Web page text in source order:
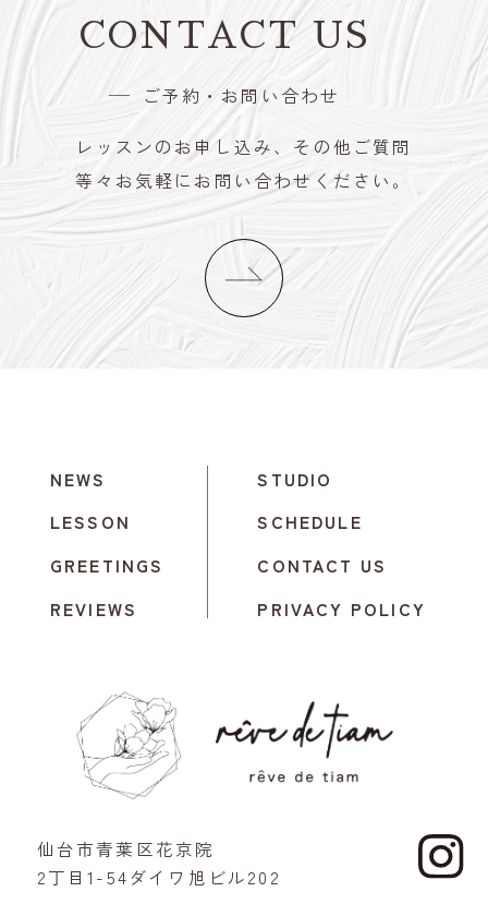
CONTACT US
ご予約・お問い合わせ
レッスンのお申し込み、その他ご質問
等々お気軽にお問い合わせください。
NEWS
LESSON
GREETINGS
REVIEWS
STUDIO
SCHEDULE
CONTACT US
PRIVACY POLICY
仙台市青葉区花京院
2丁目1-54ダイワ旭ビル202